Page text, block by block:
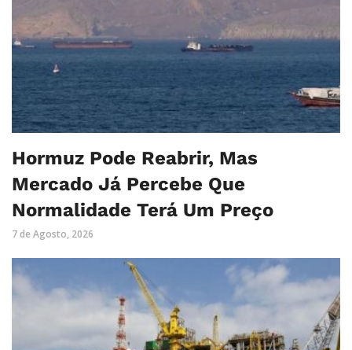
Hormuz Pode Reabrir, Mas
Mercado Já Percebe Que
Normalidade Terá Um Preço
7 de Agosto, 2026